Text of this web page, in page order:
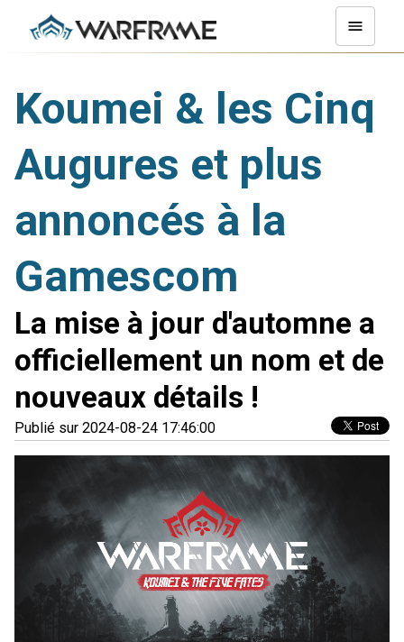
Koumei & les Cinq
Augures et plus
annoncés à la
Gamescom
La mise à jour d'automne a
officiellement un nom et de
nouveaux détails !
Publié sur 2024-08-24 17:46:00